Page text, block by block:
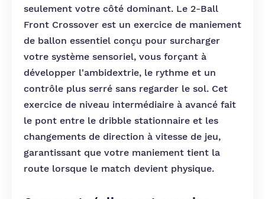
seulement votre côté dominant. Le 2-Ball
Front Crossover est un exercice de maniement
de ballon essentiel conçu pour surcharger
votre système sensoriel, vous forçant à
développer l'ambidextrie, le rythme et un
contrôle plus serré sans regarder le sol. Cet
exercice de niveau intermédiaire à avancé fait
le pont entre le dribble stationnaire et les
changements de direction à vitesse de jeu,
garantissant que votre maniement tient la
route lorsque le match devient physique.